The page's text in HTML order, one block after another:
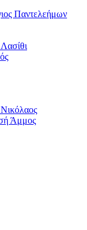
Παντελεήμων
Άμμος